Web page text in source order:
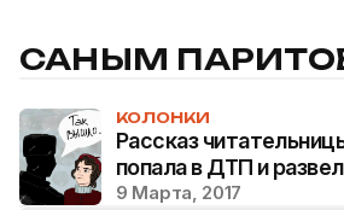
САНЫМ
КОЛОНКИ
Рассказ
попала в ДТП и
9 Марта, 2017